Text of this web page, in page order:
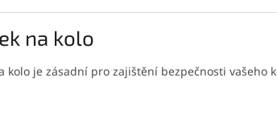
na kolo
kolo je zásadní pro zajištění bezpečnosti vašeho